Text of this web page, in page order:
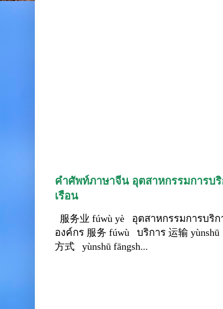
คำศัพท์ภาษาจีน อุตสาหกรรมการบ
เรือน
服务业 fúwù yè อุตสาหกรรมการบริ
องค์กร 服务 fúwù บริการ 运输
方式 yùnshū fāngsh...